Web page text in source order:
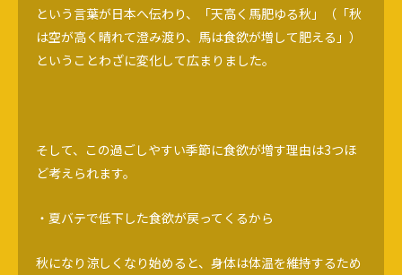
という言葉が日本へ伝わり、「天高く馬肥ゆる秋」（「秋
は空が高く晴れて澄み渡り、馬は食欲が増して肥える」）
ということわざに変化して広まりました。
そして、この過ごしやすい季節に食欲が増す理由は3つほ
ど考えられます。
・夏バテで低下した食欲が戻ってくるから
秋になり涼しくなり始めると、身体は体温を維持するため